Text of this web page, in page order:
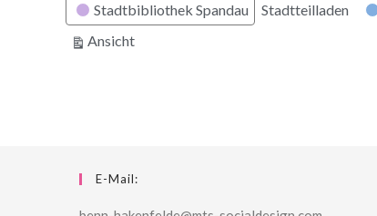
Stadtbibliothek Spandau
Stadtteilladen
Ansichtausdrucken
E-Mail: